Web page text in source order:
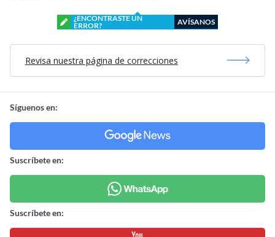
¿ENCONTRASTE UN
ERROR?
AVÍSANOS
Revisa nuestra página de correcciones
Síguenos en:
Suscríbete en:
Suscríbete en: